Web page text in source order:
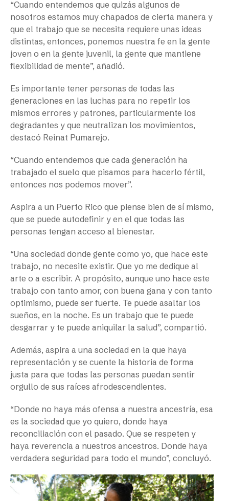
“Cuando entendemos que quizás algunos de
nosotros estamos muy chapados de cierta manera y
que el trabajo que se necesita requiere unas ideas
distintas, entonces, ponemos nuestra fe en la gente
joven o en la gente juvenil, la gente que mantiene
flexibilidad de mente”, añadió.
Es importante tener personas de todas las
generaciones en las luchas para no repetir los
mismos errores y patrones, particularmente los
degradantes y que neutralizan los movimientos,
destacó Reinat Pumarejo.
“Cuando entendemos que cada generación ha
trabajado el suelo que pisamos para hacerlo fértil,
entonces nos podemos mover”.
Aspira a un Puerto Rico que piense bien de sí mismo,
que se puede autodefinir y en el que todas las
personas tengan acceso al bienestar.
“Una sociedad donde gente como yo, que hace este
trabajo, no necesite existir. Que yo me dedique al
arte o a escribir. A propósito, aunque uno hace este
trabajo con tanto amor, con buena gana y con tanto
optimismo, puede ser fuerte. Te puede asaltar los
sueños, en la noche. Es un trabajo que te puede
desgarrar y te puede aniquilar la salud”, compartió.
Además, aspira a una sociedad en la que haya
representación y se cuente la historia de forma
justa para que todas las personas puedan sentir
orgullo de sus raíces afrodescendientes.
“Donde no haya más ofensa a nuestra ancestría, esa
es la sociedad que yo quiero, donde haya
reconciliación con el pasado. Que se respeten y
haya reverencia a nuestros ancestros. Donde haya
verdadera seguridad para todo el mundo”, concluyó.